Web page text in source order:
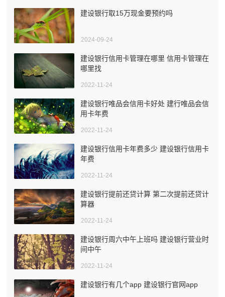
建设银行取15万现金要预约吗
2024-09-24
建设银行信用卡管理在哪里 信用卡管理在
哪里找
2022-11-24
建设银行唯品会信用卡好处 建行唯品会信
用卡年费
2022-11-24
建设银行信用卡年费多少 建设银行信用卡
年费
2022-11-24
建设银行提前还贷计算 第二次提前还贷计
算器
2022-11-24
建设银行周六中午上班吗 建设银行营业时
间中午
2022-11-24
建设银行有几个app 建设银行官网app